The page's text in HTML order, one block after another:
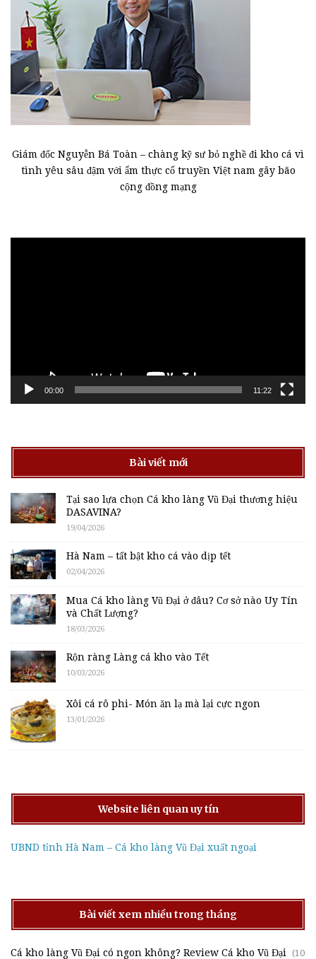
Giám đốc Nguyễn Bá Toàn – chàng kỹ sư bỏ nghề đi kho cá vì
tình yêu sâu đậm với ẩm thực cổ truyền Việt nam gây bão
cộng đồng mạng
00:00 11:22
Bài viết mới
Tại sao lựa chọn Cá kho làng Vũ Đại thương hiệu
DASAVINA?
19/04/2026
Hà Nam – tất bật kho cá vào dịp tết
02/04/2026
Mua Cá kho làng Vũ Đại ở đâu? Cơ sở nào Uy Tín
và Chất Lượng?
18/03/2026
Rộn ràng Làng cá kho vào Tết
10/03/2026
Xôi cá rô phi- Món ăn lạ mà lại cực ngon
13/01/2026
Website liên quan uy tín
UBND tỉnh Hà Nam – Cá kho làng Vũ Đại xuất ngoại
Bài viết xem nhiều trong tháng
Cá kho làng Vũ Đại có ngon không? Review Cá kho Vũ Đại (10